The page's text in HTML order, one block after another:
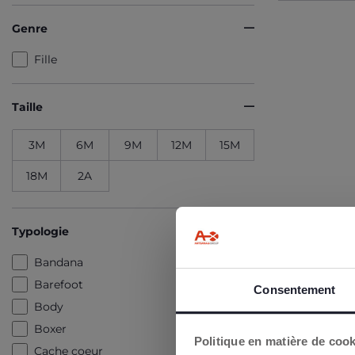
Consentement
Politique en matière de
Genre
Fille
Taille
3M 6M 9M 12M 15M
18M 2A
Typologie
Bandana
Barefoot
Body
Boxer
Cache coeur
Vous